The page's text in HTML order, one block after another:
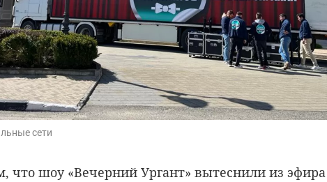
сети
что шоу «Вечерний Ургант» вытеснили из эфира